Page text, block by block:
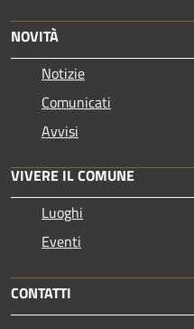
NOVITÀ
Notizie
Comunicati
Avvisi
VIVERE IL COMUNE
Luoghi
Eventi
CONTATTI